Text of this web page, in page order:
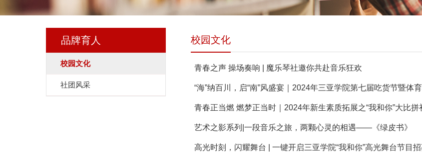
品牌育人
校园文化
社团风采
校园文化
青春之声 操场奏响 | 魔乐琴社邀你共赴音乐狂欢
“海”纳百川，启“南”风盛宴｜2024年三亚学院第七届吃货节暨体
青春正当燃 燃梦正当时｜2024年新生素质拓展之“我和你”大比拼
艺术之影系列|一段音乐之旅，两颗心灵的相遇——《绿皮书》
高光时刻，闪耀舞台 | 一键开启三亚学院“我和你”高光舞台节目招